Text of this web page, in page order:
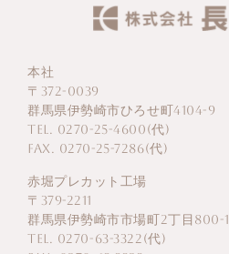
本社
〒372-0039
群馬県伊勢崎市ひろせ町4104-9
TEL. 0270-25-4600(代)
FAX. 0270-25-7286(代)
赤堀プレカット工場
〒379-2211
群馬県伊勢崎市市場町2丁目800-1
TEL. 0270-63-3322(代)